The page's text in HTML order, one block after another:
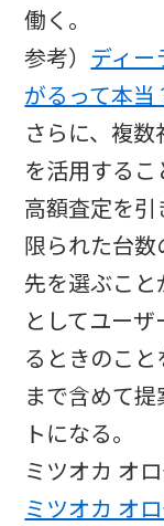
働く。
参考） ディー
がるって本
さらに、複
を活用するこ
高額査定を引
限られた台
先を選ぶこ
としてユー
るときのこと
まで含めて
トになる。
ミツオカ オ
ミツオカ オ